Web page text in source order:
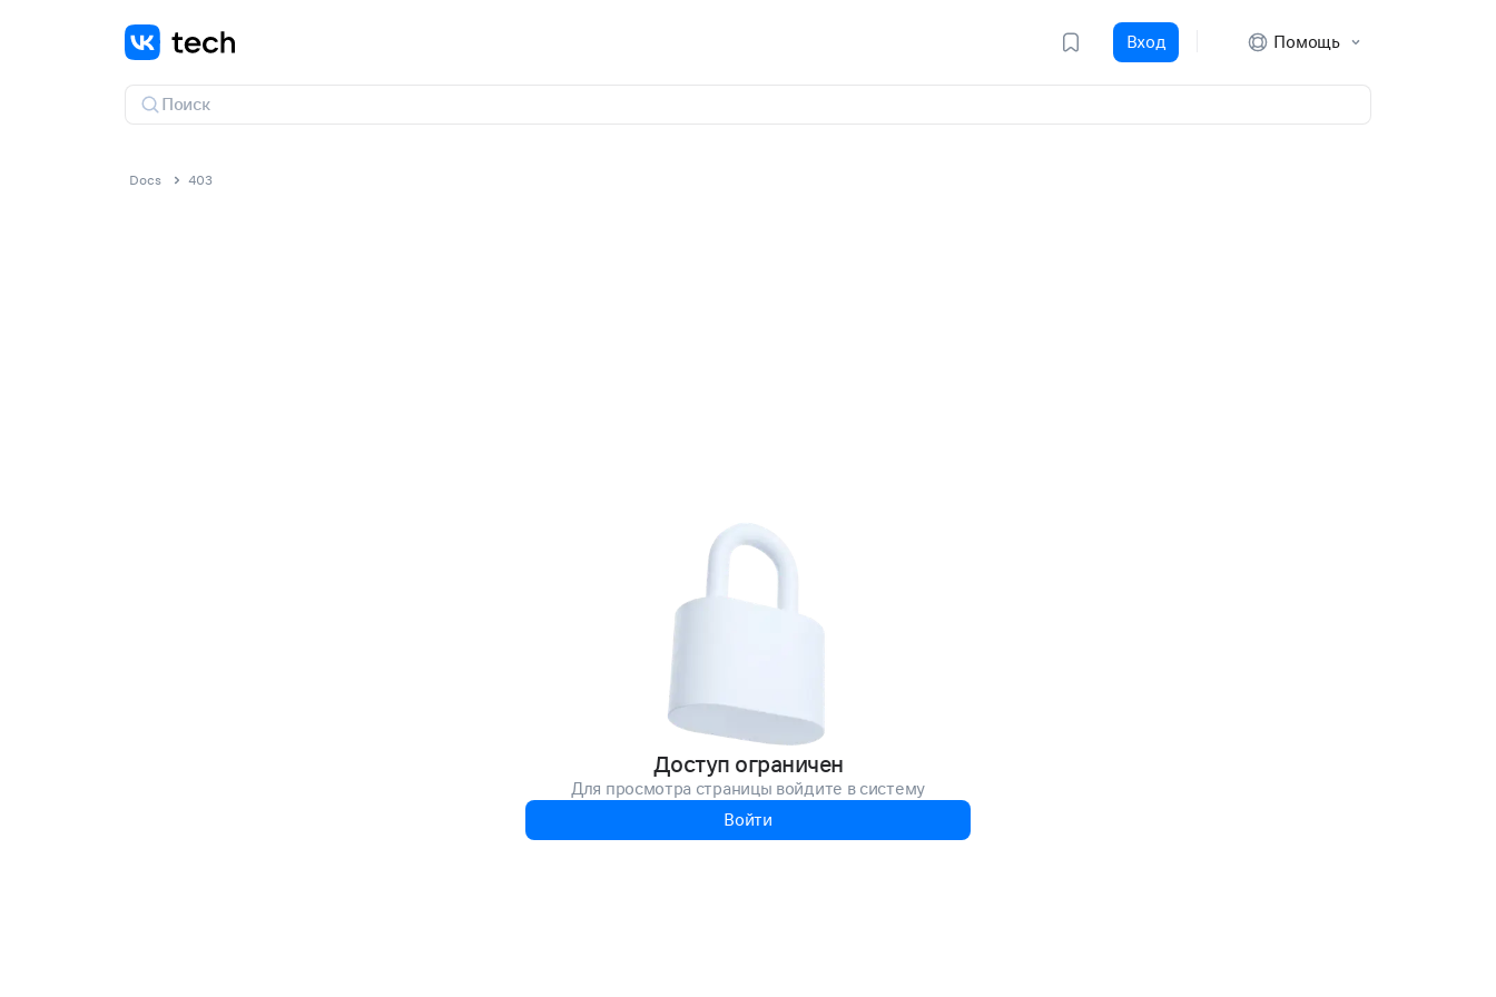
Вход Помощь
Docs 403
Доступ ограничен
Для просмотра страницы войдите в систему
Войти